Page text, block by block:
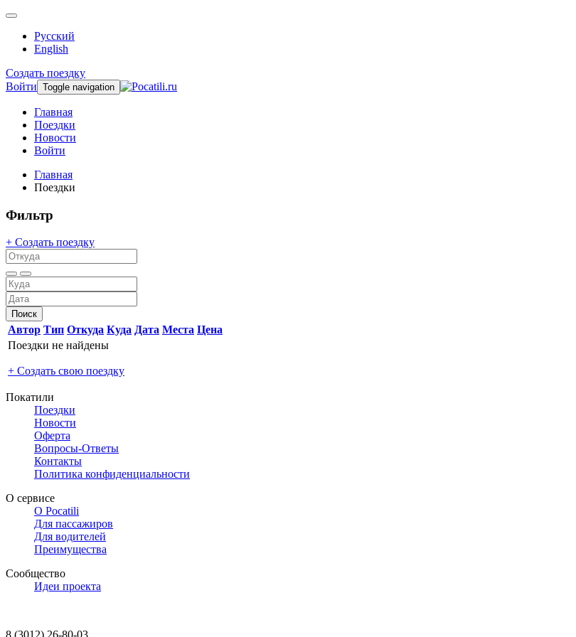
Русский
English
Создать поездку
Войти Toggle navigation
Главная
Поездки
Новости
Войти
Главная
Поездки
Фильтр
+ Создать поездку
Поиск
Автор Тип Откуда Куда Дата Места Цена
Поездки не найдены
+ Создать свою поездку
Покатили
Поездки
Новости
Оферта
Вопросы-Ответы
Контакты
Политика конфиденциальности
О сервисе
О Pocatili
Для пассажиров
Для водителей
Преимущества
Сообщество
Идеи проекта